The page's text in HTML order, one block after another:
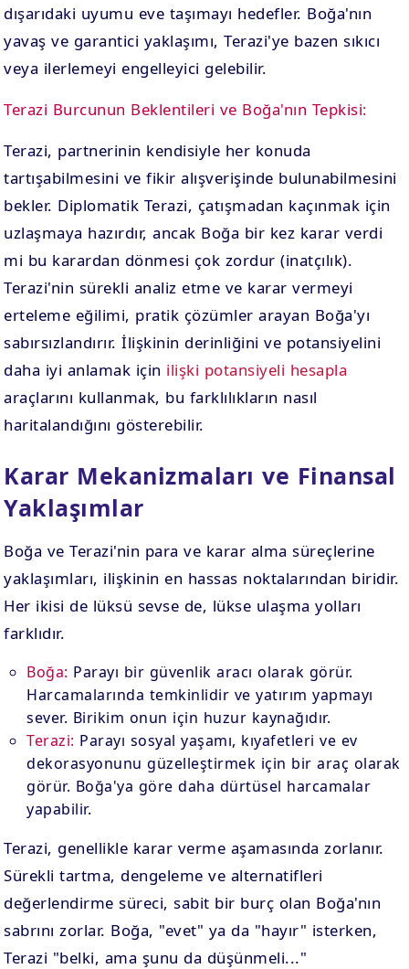
dışarıdaki uyumu eve taşımayı hedefler. Boğa'nın
yavaş ve garantici yaklaşımı, Terazi'ye bazen sıkıcı
veya ilerlemeyi engelleyici gelebilir.
Terazi Burcunun Beklentileri ve Boğa'nın Tepkisi:
Terazi, partnerinin kendisiyle her konuda
tartışabilmesini ve fikir alışverişinde bulunabilmesini
bekler. Diplomatik Terazi, çatışmadan kaçınmak için
uzlaşmaya hazırdır, ancak Boğa bir kez karar verdi
mi bu karardan dönmesi çok zordur (inatçılık).
Terazi'nin sürekli analiz etme ve karar vermeyi
erteleme eğilimi, pratik çözümler arayan Boğa'yı
sabırsızlandırır. İlişkinin derinliğini ve potansiyelini
daha iyi anlamak için ilişki potansiyeli hesapla
araçlarını kullanmak, bu farklılıkların nasıl
haritalandığını gösterebilir.
Karar Mekanizmaları ve Finansal
Yaklaşımlar
Boğa ve Terazi'nin para ve karar alma süreçlerine
yaklaşımları, ilişkinin en hassas noktalarından biridir.
Her ikisi de lüksü sevse de, lükse ulaşma yolları
farklıdır.
Boğa: Parayı bir güvenlik aracı olarak görür.
Harcamalarında temkinlidir ve yatırım yapmayı
sever. Birikim onun için huzur kaynağıdır.
Terazi: Parayı sosyal yaşamı, kıyafetleri ve ev
dekorasyonunu güzelleştirmek için bir araç olarak
görür. Boğa'ya göre daha dürtüsel harcamalar
yapabilir.
Terazi, genellikle karar verme aşamasında zorlanır.
Sürekli tartma, dengeleme ve alternatifleri
değerlendirme süreci, sabit bir burç olan Boğa'nın
sabrını zorlar. Boğa, "evet" ya da "hayır" isterken,
Terazi "belki, ama şunu da düşünmeli..."